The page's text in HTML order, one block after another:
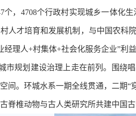
个，4708个行政村实现城乡一体化
人才培育和发展机制，与中国农科
经理人+村集体+社会化服务企业”利
市规划建设治理上走在前列。围绕
间。环城水系一期全线贯通，二期
脊椎动物与古人类研究所共建中国